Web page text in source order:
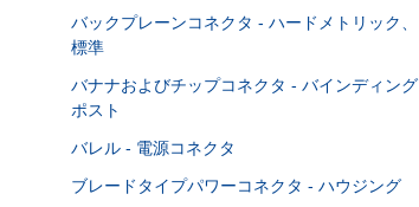
バックプレーンコネクタ - ハードメトリック、
標準
バナナおよびチップコネクタ - バインディング
ポスト
バレル - 電源コネクタ
ブレードタイプパワーコネクタ - ハウジング